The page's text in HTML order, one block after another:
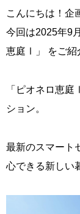
こんにちは！企
今回は2025年9
恵庭Ⅰ」 をご紹
「ピオネロ恵
ション。
最新のスマート
心できる新しい